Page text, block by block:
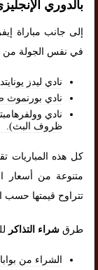
بالدوري
إلى جانب مباراة
في نفس الجولة من
نادي ليدز
نادي بورنموث
ظروف البث).
متنوعة من أسعار
تتراوح قيمتها حسب
طرق شراء التذاكر
الشراء من